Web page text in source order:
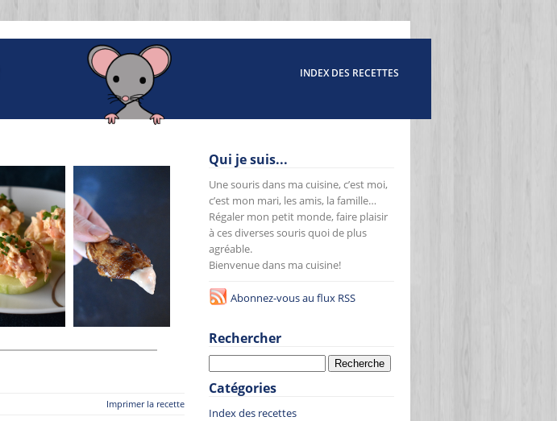
INDEX DES RECETTES
Imprimer la recette
Qui je suis...
Une souris dans ma cuisine, c’est moi,
c’est mon mari, les amis, la famille…
Régaler mon petit monde, faire plaisir
à ces diverses souris quoi de plus
agréable.
Bienvenue dans ma cuisine!
Abonnez-vous au flux RSS
Rechercher
Catégories
Index des recettes